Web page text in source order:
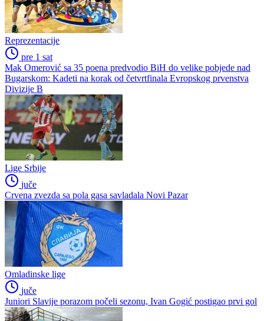
Reprezentacije
pre 1 sat
Mak Omerović sa 35 poena predvodio BiH do velike pobjede nad
Bugarskom: Kadeti na korak od četvrtfinala Evropskog prvenstva
Divizije B
Lige Srbije
juče
Crvena zvezda sa pola gasa savladala Novi Pazar
Omladinske lige
juče
Juniori Slavije porazom počeli sezonu, Ivan Gogić postigao prvi gol